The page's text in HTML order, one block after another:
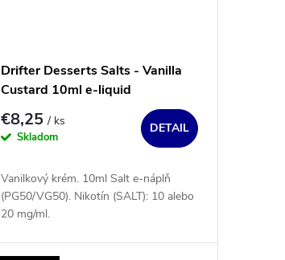
Drifter Desserts Salts - Vanilla
Custard 10ml e-liquid
€8,25/ ks
Skladom
DETAIL
Vanilkový krém. 10ml Salt e-náplň
(PG50/VG50). Nikotín (SALT): 10 alebo
20 mg/ml.